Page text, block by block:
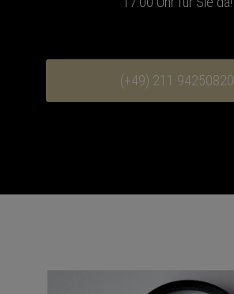
(+49) 211 94250820